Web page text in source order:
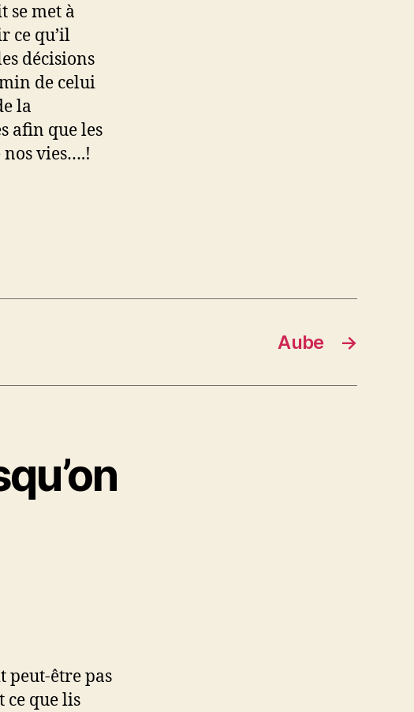
se met à
ce qu’il
décisions
de celui
la
afin que les
nos vies….!
→
Aube
peut-être pas
ce que lis